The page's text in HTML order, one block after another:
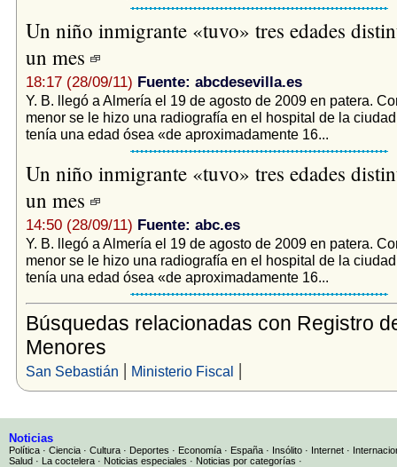
Un niño inmigrante «tuvo» tres edades
un mes
18:17 (28/09/11) Fuente: abcdesevilla.es
Y. B. llegó a Almería el 19 de agosto de 2009 en patera.
menor se le hizo una radiografía en el hospital de la
tenía una edad ósea «de aproximadamente 16...
Un niño inmigrante «tuvo» tres edades
un mes
14:50 (28/09/11) Fuente: abc.es
Y. B. llegó a Almería el 19 de agosto de 2009 en patera.
menor se le hizo una radiografía en el hospital de la
tenía una edad ósea «de aproximadamente 16...
Búsquedas relacionadas con Registro
Menores
San Sebastián | Ministerio Fiscal |
Noticias
Política · Ciencia · Cultura · Deportes · Economía · España · Insólito · Internet ·
Salud · La coctelera · Noticias especiales · Noticias por categorías ·